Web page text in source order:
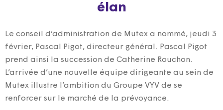
élan
Le conseil d’administration de Mutex a nommé, jeudi 3
février, Pascal Pigot, directeur général. Pascal Pigot
prend ainsi la succession de Catherine Rouchon.
L’arrivée d’une nouvelle équipe dirigeante au sein de
Mutex illustre l’ambition du Groupe VYV de se
renforcer sur le marché de la prévoyance.